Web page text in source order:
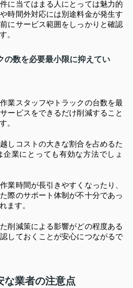
に当てはまる人にとっては魅力的
時間外対応には別途料金が発生す
にサービス範囲をしっかりと確認
。
数を必要最小限に抑えてい
業スタッフやトラックの台数を最
ービスをできるだけ削減すること
。
しコストの大きな割合を占めるた
業にとっても有効な方法でしょ
業時間が長引きやすくなったり、
際のサポート体制が不十分であっ
ます。
削減策による影響がどの程度ある
しておくことが安心につながるで
な業者の注意点